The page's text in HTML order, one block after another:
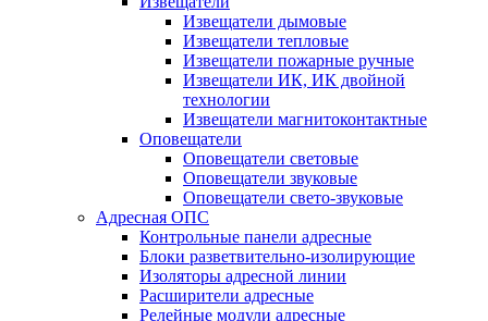
Извещатели дымовые
Извещатели тепловые
Извещатели пожарные ручные
Извещатели ИК, ИК двойной
технологии
Извещатели магнитоконтактные
Оповещатели
Оповещатели световые
Оповещатели звуковые
Оповещатели свето-звуковые
Адресная ОПС
Контрольные панели адресные
Блоки разветвительно-изолирующие
Изоляторы адресной линии
Расширители адресные
Релейные модули адресные